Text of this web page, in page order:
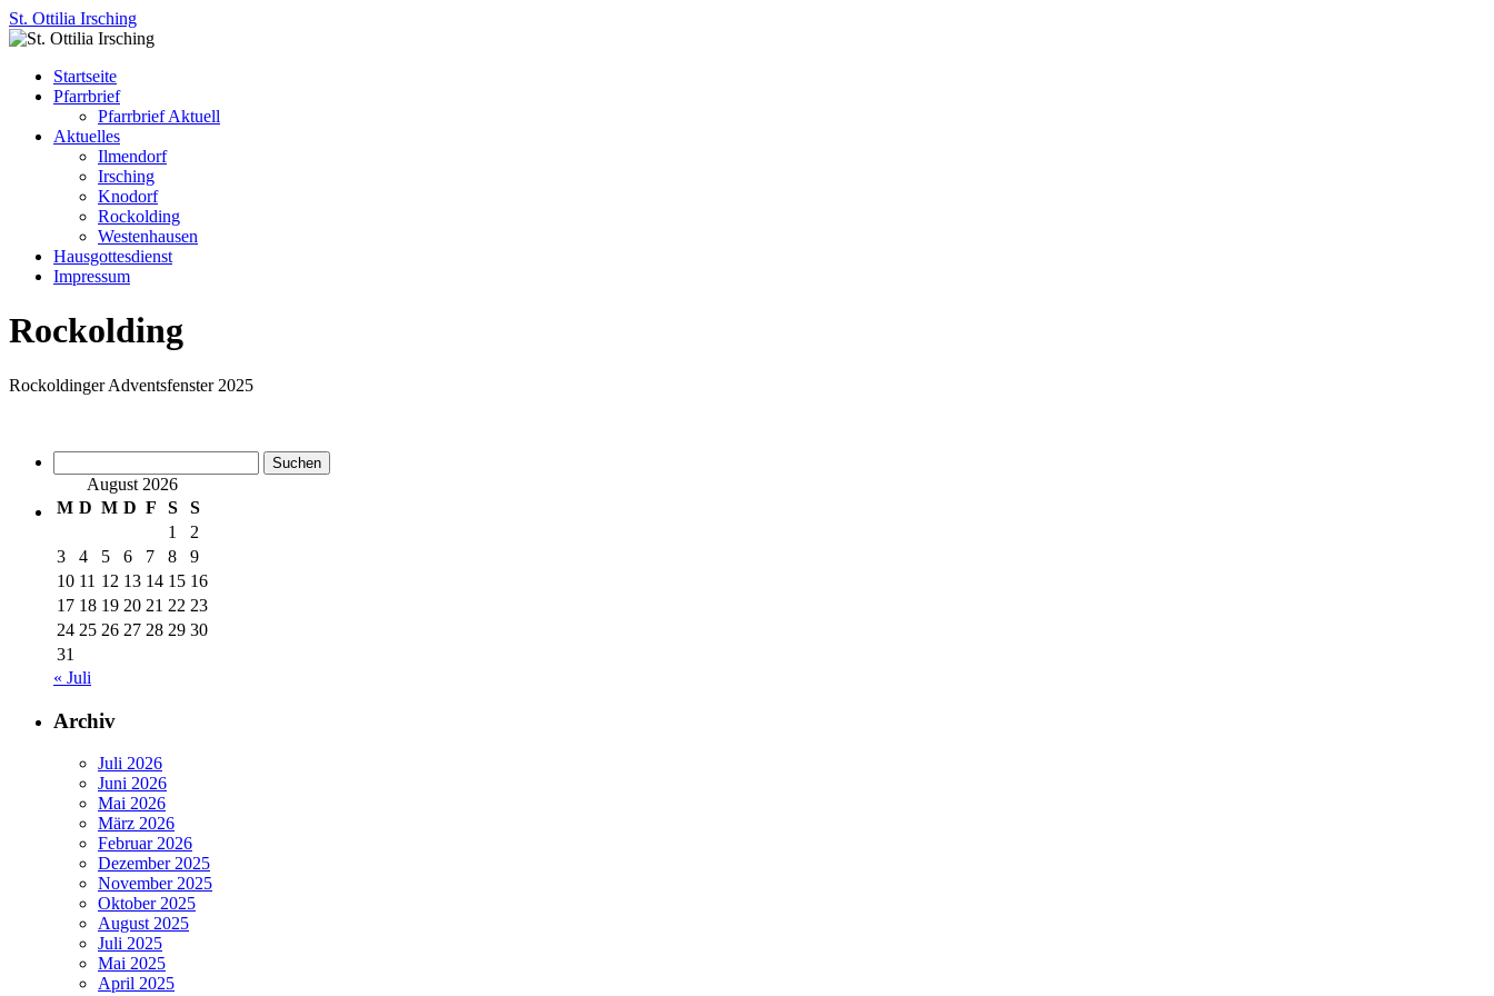
St. Ottilia Irsching
Zum
Inhalt
Startseite
Pfarrbrief
Pfarrbrief Aktuell
Aktuelles
Ilmendorf
Irsching
Knodorf
Rockolding
Westenhausen
Hausgottesdienst
Impressum
Rockolding
Rockoldinger Adventsfenster 2025
nach:August 2026
M D M D F S
S
1
2
3
4 5 6 7 8
9
10 11 12 13 14 15 16
17 18 19 20 21 22 23
24 25 26 27 28 29 30
31
« Juli
Archiv
Juli 2026
Juni 2026
Mai 2026
März 2026
Februar 2026
Dezember 2025
November 2025
Oktober 2025
August 2025
Juli 2025
Mai 2025
April 2025